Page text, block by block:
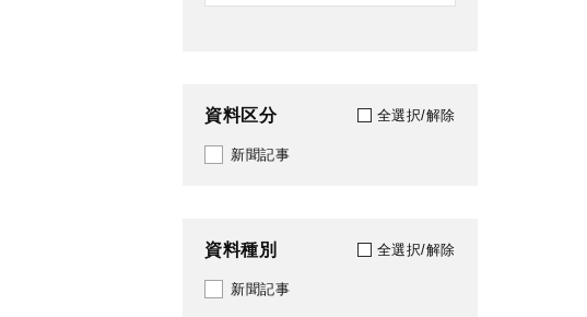
資料区分 全選択/解除
新聞記事
資料種別 全選択/解除
新聞記事